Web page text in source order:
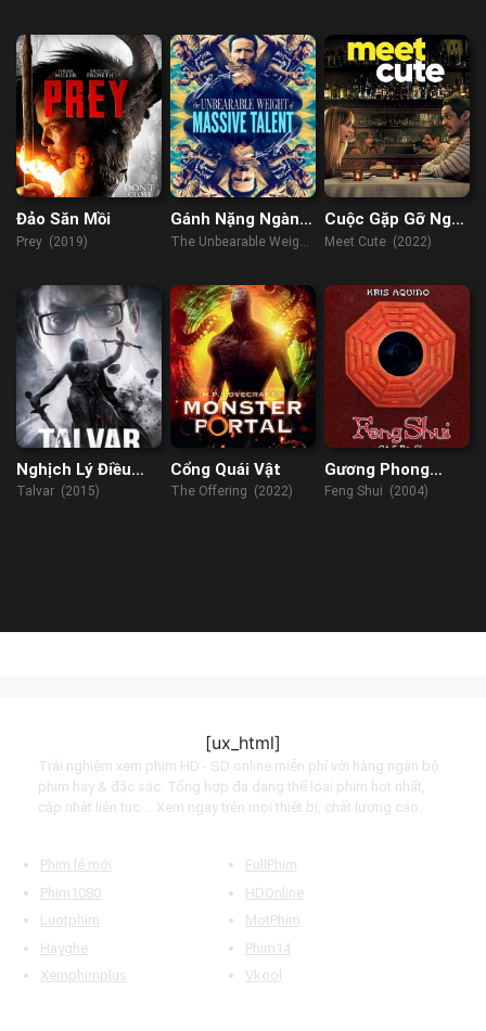
Đảo Săn Mồi
Prey (2019)
Gánh Nặng Ngàn
Cân Của Tài Năng
The Unbearable Weight
(2022)
Cuộc Gặp Gỡ Ngọt
Ngào
Meet Cute (2022)
Nghịch Lý Điều
Tra
Talvar (2015)
Cổng Quái Vật
The Offering (2022)
Gương Phong
Thủy
Feng Shui (2004)